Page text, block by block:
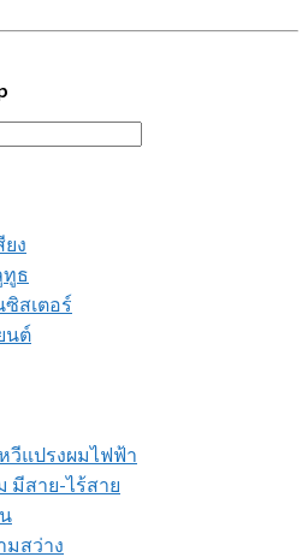
ยง
ทูธ
สเตอร์
นต์
วีแปรงผมไฟฟ้า
มีสาย-ไร้สาย
สว่าง